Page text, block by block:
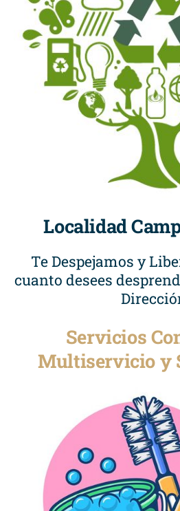
Localidad
Te Despejamos y
cuanto desees
Servicios
Multiservicio y